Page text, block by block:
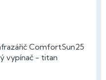
ComfortSun25
vypínač - titan